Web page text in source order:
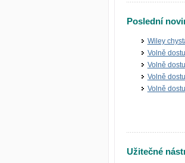
Poslední
Wiley
Volně
Volně
Volně
Volně
Užitečné